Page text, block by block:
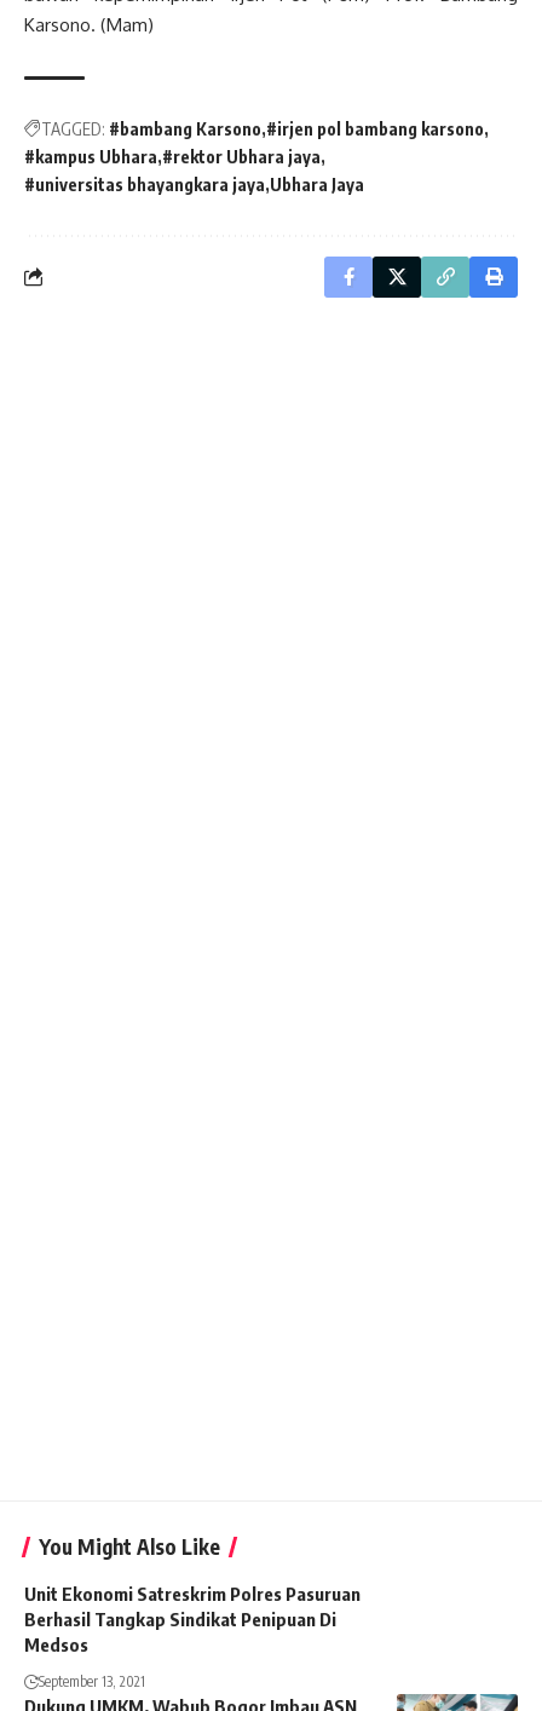
Karsono. (Mam)
TAGGED: #bambang Karsono #irjen pol bambang karsono
#kampus Ubhara #rektor Ubhara jaya
#universitas bhayangkara jaya Ubhara Jaya
You Might Also Like
Unit Ekonomi Satreskrim Polres Pasuruan
Berhasil Tangkap Sindikat Penipuan Di
Medsos
September 13, 2021
Dukung UMKM, Wabub Bogor Imbau ASN